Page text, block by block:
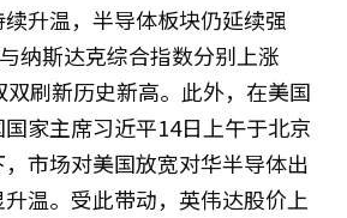
升温，半导体板块仍延续强
纳斯达克综合指数分别上涨
刷新历史新高。此外，在美国
家主席习近平14日上午于北京
市场对美国放宽对华半导体出
温。受此带动，英伟达股价上